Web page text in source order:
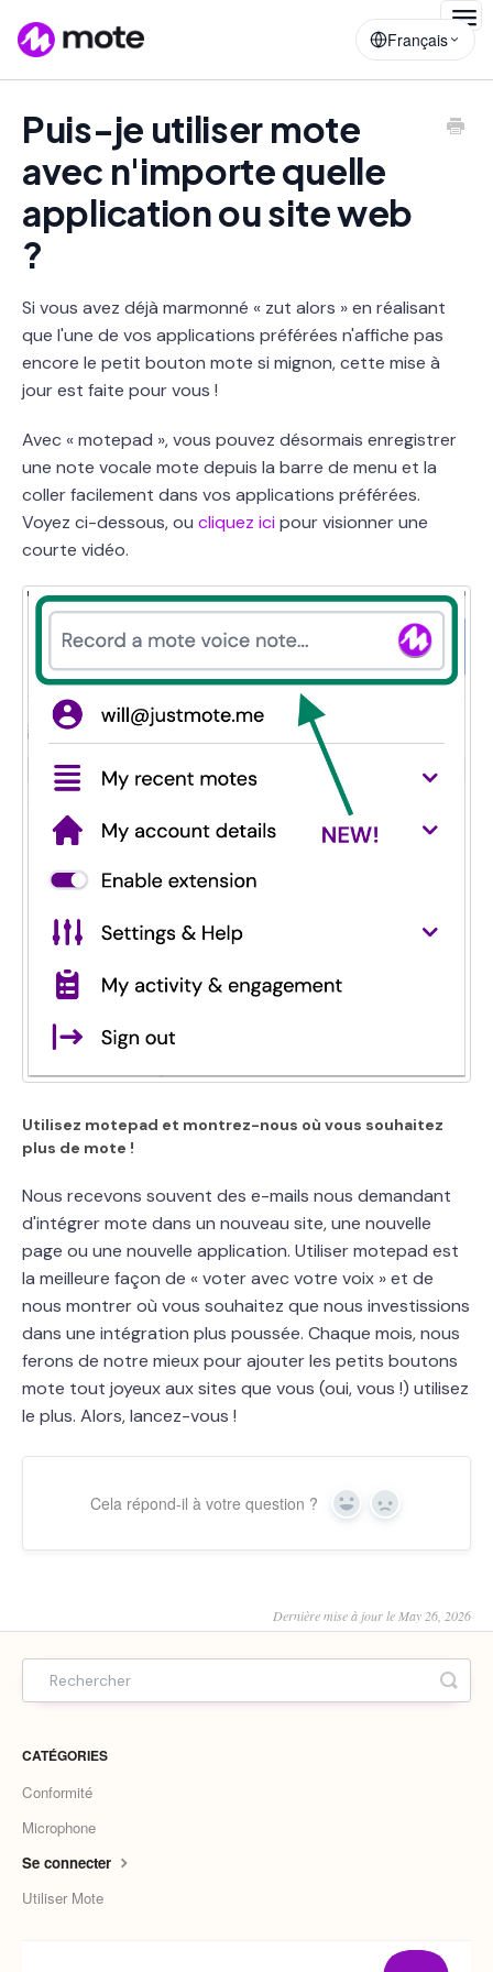
Français
Puis-je utiliser mote
avec n'importe quelle
application ou site web
?
Si vous avez déjà marmonné « zut alors » en réalisant
que l'une de vos applications préférées n'affiche pas
encore le petit bouton mote si mignon, cette mise à
jour est faite pour vous !
Avec « motepad », vous pouvez désormais enregistrer
une note vocale mote depuis la barre de menu et la
coller facilement dans vos applications préférées.
Voyez ci-dessous, ou cliquez icipour visionner une
courte vidéo.
Utilisez motepad et montrez-nous où vous souhaitez
plus de mote !
Nous recevons souvent des e-mails nous demandant
d'intégrermote dans un nouveau site, une nouvelle
page ou une nouvelle application. Utiliser motepad est
la meilleure façon de « voter avec votre voix » et de
nous montrer où vous souhaitez que nous investissions
dans une intégration plus poussée. Chaque mois, nous
ferons de notre mieux pour ajouter les petits boutons
mote tout joyeux aux sites que vous (oui, vous !) utilisez
le plus. Alors, lancez-vous !
Cela répond-il à votre question ? Yes No
Dernière mise à jour le May 26, 2026
CATÉGORIES
Conformité
Microphone
Se connecter
Utiliser Mote